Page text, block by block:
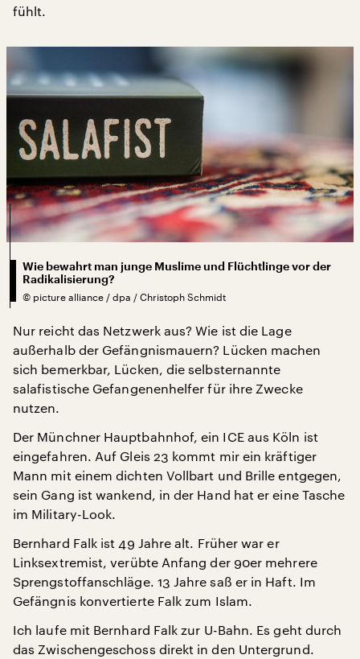
fühlt.
Wie bewahrt man junge Muslime und Flüchtlinge vor der
Radikalisierung?
© picture alliance / dpa / Christoph Schmidt
Nur reicht das Netzwerk aus? Wie ist die Lage
außerhalb der Gefängnismauern? Lücken machen
sich bemerkbar, Lücken, die selbsternannte
salafistische Gefangenenhelfer für ihre Zwecke
nutzen.
Der Münchner Hauptbahnhof, ein ICE aus Köln ist
eingefahren. Auf Gleis 23 kommt mir ein kräftiger
Mann mit einem dichten Vollbart und Brille entgegen,
sein Gang ist wankend, in der Hand hat er eine Tasche
im Military-Look.
Bernhard Falk ist 49 Jahre alt. Früher war er
Linksextremist, verübte Anfang der 90er mehrere
Sprengstoffanschläge. 13 Jahre saß er in Haft. Im
Gefängnis konvertierte Falk zum Islam.
Ich laufe mit Bernhard Falk zur U-Bahn. Es geht durch
das Zwischengeschoss direkt in den Untergrund.